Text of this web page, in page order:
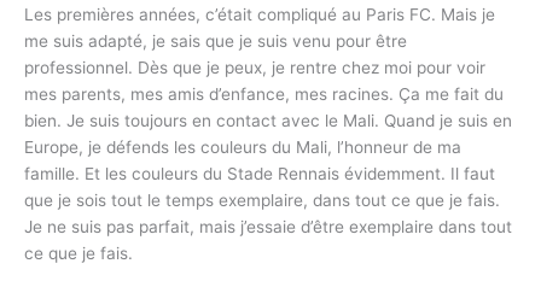
Les premières années, c’était compliqué au Paris FC. Mais je
me suis adapté, je sais que je suis venu pour être
professionnel. Dès que je peux, je rentre chez moi pour voir
mes parents, mes amis d’enfance, mes racines. Ça me fait du
bien. Je suis toujours en contact avec le Mali. Quand je suis en
Europe, je défends les couleurs du Mali, l’honneur de ma
famille. Et les couleurs du Stade Rennais évidemment. Il faut
que je sois tout le temps exemplaire, dans tout ce que je fais.
Je ne suis pas parfait, mais j’essaie d’être exemplaire dans tout
ce que je fais.